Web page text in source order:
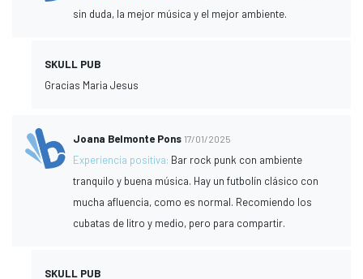
sin duda, la mejor música y el mejor ambiente.
SKULL PUB
Gracias Maria Jesus
Joana Belmonte Pons 17/01/2025
Experiencia positiva: Bar rock punk con ambiente
tranquilo y buena música. Hay un futbolín clásico con
mucha afluencia, como es normal. Recomiendo los
cubatas de litro y medio, pero para compartir.
SKULL PUB